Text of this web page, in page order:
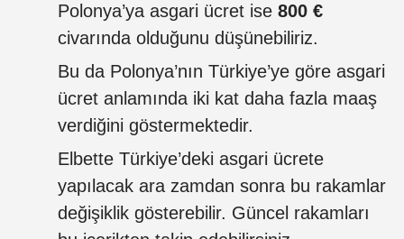
Polonya’ya asgari ücret ise 800 €
civarında olduğunu düşünebiliriz.
Bu da Polonya’nın Türkiye’ye göre asgari
ücret anlamında iki kat daha fazla maaş
verdiğini göstermektedir.
Elbette Türkiye’deki asgari ücrete
yapılacak ara zamdan sonra bu rakamlar
değişiklik gösterebilir. Güncel rakamları